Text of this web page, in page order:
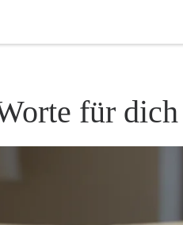
für dich